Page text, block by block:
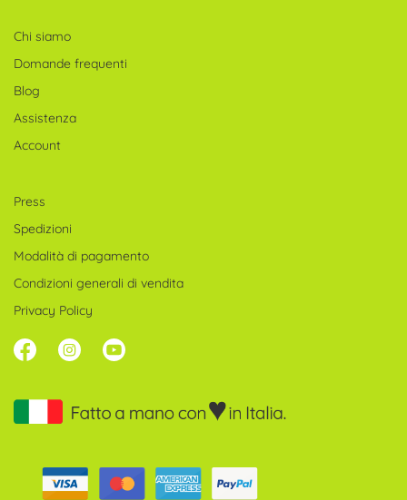
Chi siamo
Domande frequenti
Blog
Assistenza
Account
Press
Spedizioni
Modalità di pagamento
Condizioni generali di vendita
Privacy Policy